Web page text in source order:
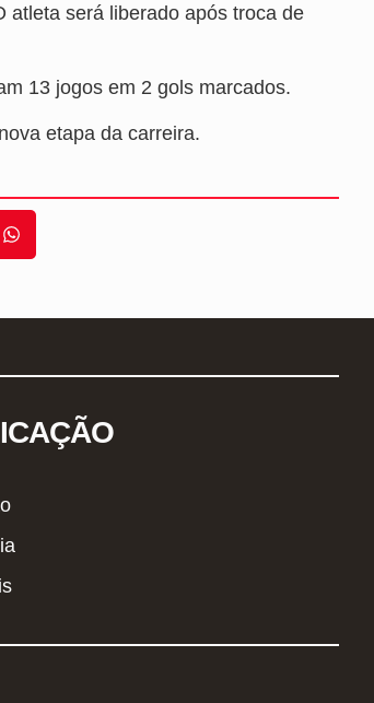
atleta será liberado após troca de
13 jogos em 2 gols marcados.
etapa da carreira.